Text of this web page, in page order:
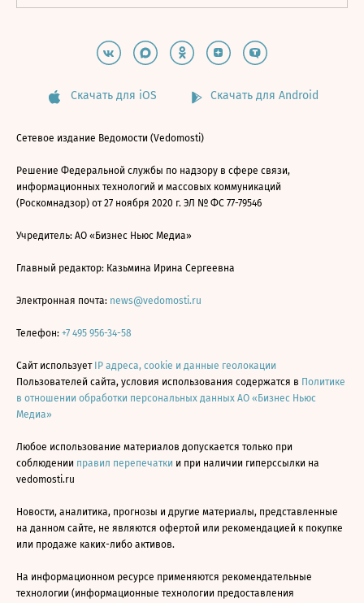
Скачать для iOS Скачать для Android
Сетевое издание Ведомости (Vedomosti)
Решение Федеральной службы по надзору в сфере связи,
информационных технологий и массовых коммуникаций
(Роскомнадзор) от 27 ноября 2020 г. ЭЛ № ФС 77-79546
Учредитель: АО «Бизнес Ньюс Медиа»
Главный редактор: Казьмина Ирина Сергеевна
Электронная почта: news@vedomosti.ru
Телефон: +7 495 956-34-58
Сайт использует IP адреса, cookie и данные геолокации
Пользователей сайта, условия использования содержатся в Политике
в отношении обработки персональных данных АО «Бизнес Ньюс
Медиа»
Любое использование материалов допускается только при
соблюдении правил перепечатки и при наличии гиперссылки на
vedomosti.ru
Новости, аналитика, прогнозы и другие материалы, представленные
на данном сайте, не являются офертой или рекомендацией к покупке
или продаже каких-либо активов.
На информационном ресурсе применяются рекомендательные
технологии (информационные технологии предоставления